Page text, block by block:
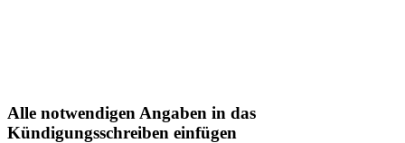
Alle notwendigen Angaben in das
Kündigungsschreiben einfügen